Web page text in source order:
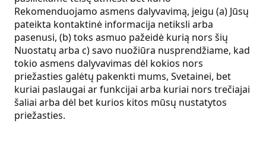
Rekomenduojamo asmens dalyvavimą, jeigu (a) Jūsų
pateikta kontaktinė informacija netiksli arba
pasenusi, (b) toks asmuo pažeidė kurią nors šių
Nuostatų arba c) savo nuožiūra nusprendžiame, kad
tokio asmens dalyvavimas dėl kokios nors
priežasties galėtų pakenkti mums, Svetainei, bet
kuriai paslaugai ar funkcijai arba kuriai nors trečiajai
šaliai arba dėl bet kurios kitos mūsų nustatytos
priežasties.